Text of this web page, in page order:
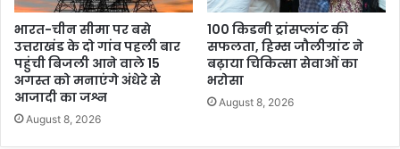
भारत-चीन सीमा पर बसे
उत्तराखंड के दो गांव पहली बार
पहुंची बिजली आने वाले 15
अगस्त को मनाएंगे अंधेरे से
आजादी का जश्न
August 8, 2026
100 किडनी ट्रांसप्लांट की
सफलता, हिम्स जौलीग्रांट ने
बढ़ाया चिकित्सा सेवाओं का
भरोसा
August 8, 2026